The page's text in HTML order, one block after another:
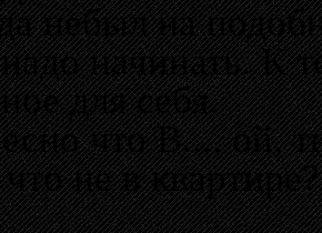
небыл на
надо начинать. К
для себя.
что В..., ой,
не в квартире?